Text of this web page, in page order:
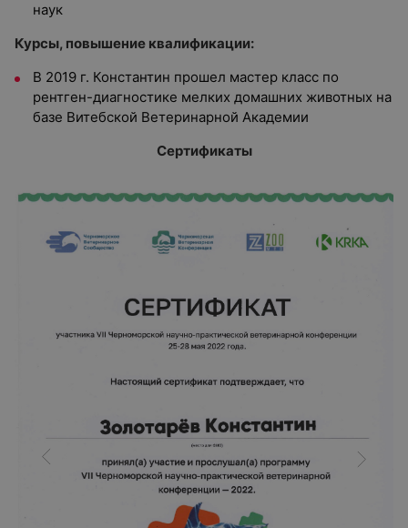
наук
Курсы, повышение квалификации:
В 2019 г. Константин прошел мастер класс по
рентген-диагностике мелких домашних животных на
базе Витебской Ветеринарной Академии
Сертификаты